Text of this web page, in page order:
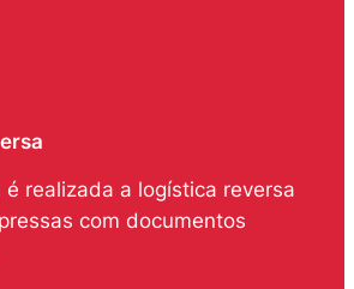
é realizada a logística reversa
com documentos